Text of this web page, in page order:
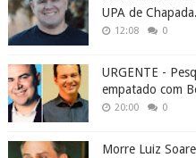
UPA de Chapada.
12:08 0
URGENTE -
empatado com
20:00 0
Morre Luiz